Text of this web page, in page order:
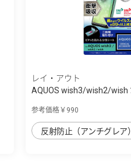
レイ・アウト
AQUOS wish3/wish2/wish
参考価格￥990
反射防止（アンチグレア）